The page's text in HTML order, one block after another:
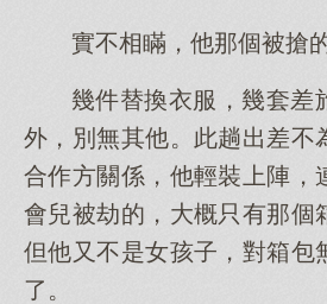
實不相瞞，他那個被搶
幾件替換衣服，幾套差
外，別無其他。此趟出差不
合作方關係，他輕裝上陣，
會兒被劫的，大概只有那個
但他又不是女孩子，對箱包
了。